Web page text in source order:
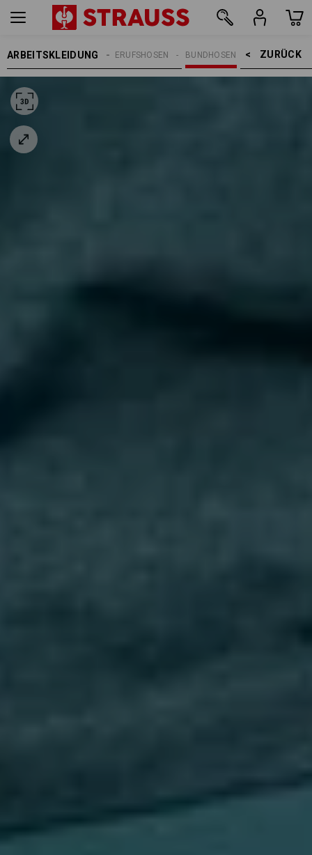
ARBEITSKLEIDUNG ZURÜCK    >
BUNDHOSEN
BERUFSHOSEN
ARBEITSHOSEN